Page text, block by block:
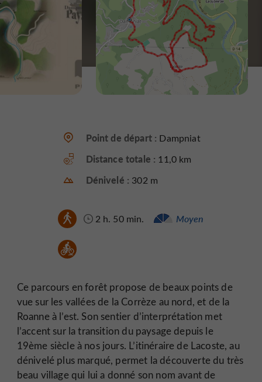
Point de départ : Dampniat
Distance totale : 11,0 km
Dénivelé : 302 m
2 h. 50 min. Moyen
Ce parcours en forêt propose de beaux points de
vue sur les vallées de la Corrèze au nord, et de la
Roanne à l’est. Son sentier d’interprétation met
l’accent sur la transition du paysage depuis le
19ème siècle à nos jours. L’itinéraire de Lacoste, au
dénivelé plus marqué, permet la découverte du très
beau village qui lui a donné son nom avant de